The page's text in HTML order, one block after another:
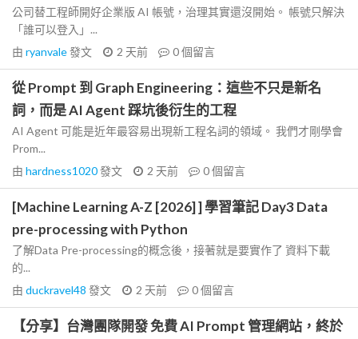
公司替工程師開好企業版 AI 帳號，治理其實還沒開始。 帳號只解決
「誰可以登入」...
由 ryanvale發文 2 天前 0個留言
從 Prompt 到 Graph Engineering：這些不只是新名
詞，而是 AI Agent 踩坑後衍生的工程
AI Agent 可能是近年最容易出現新工程名詞的領域。 我們才剛學會
Prom...
由 hardness1020發文 2 天前 0個留言
[Machine Learning A-Z [2026] ] 學習筆記 Day3 Data
pre-processing with Python
了解Data Pre-processing的概念後，接著就是要實作了 資料下載
的...
由 duckravel48 發文 2 天前 0個留言
【分享】台灣團隊開發 免費 AI Prompt 管理網站，終於